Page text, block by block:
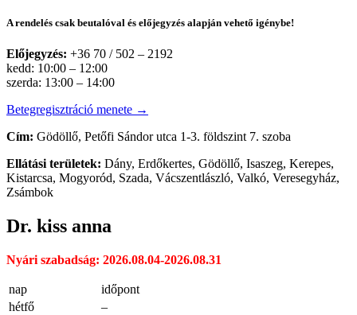
A rendelés csak beutalóval és előjegyzés alapján vehető igénybe!
Előjegyzés: +36 70 / 502 – 2192
kedd: 10:00 – 12:00
szerda: 13:00 – 14:00
Betegregisztráció menete →
Cím: Gödöllő, Petőfi Sándor utca 1-3. földszint 7. szoba
Ellátási területek: Dány, Erdőkertes, Gödöllő, Isaszeg, Kerepes,
Kistarcsa, Mogyoród, Szada, Vácszentlászló, Valkó, Veresegyház,
Zsámbok
Dr. kiss anna
Nyári szabadság: 2026.08.04-2026.08.31
nap
időpont
hétfő
–